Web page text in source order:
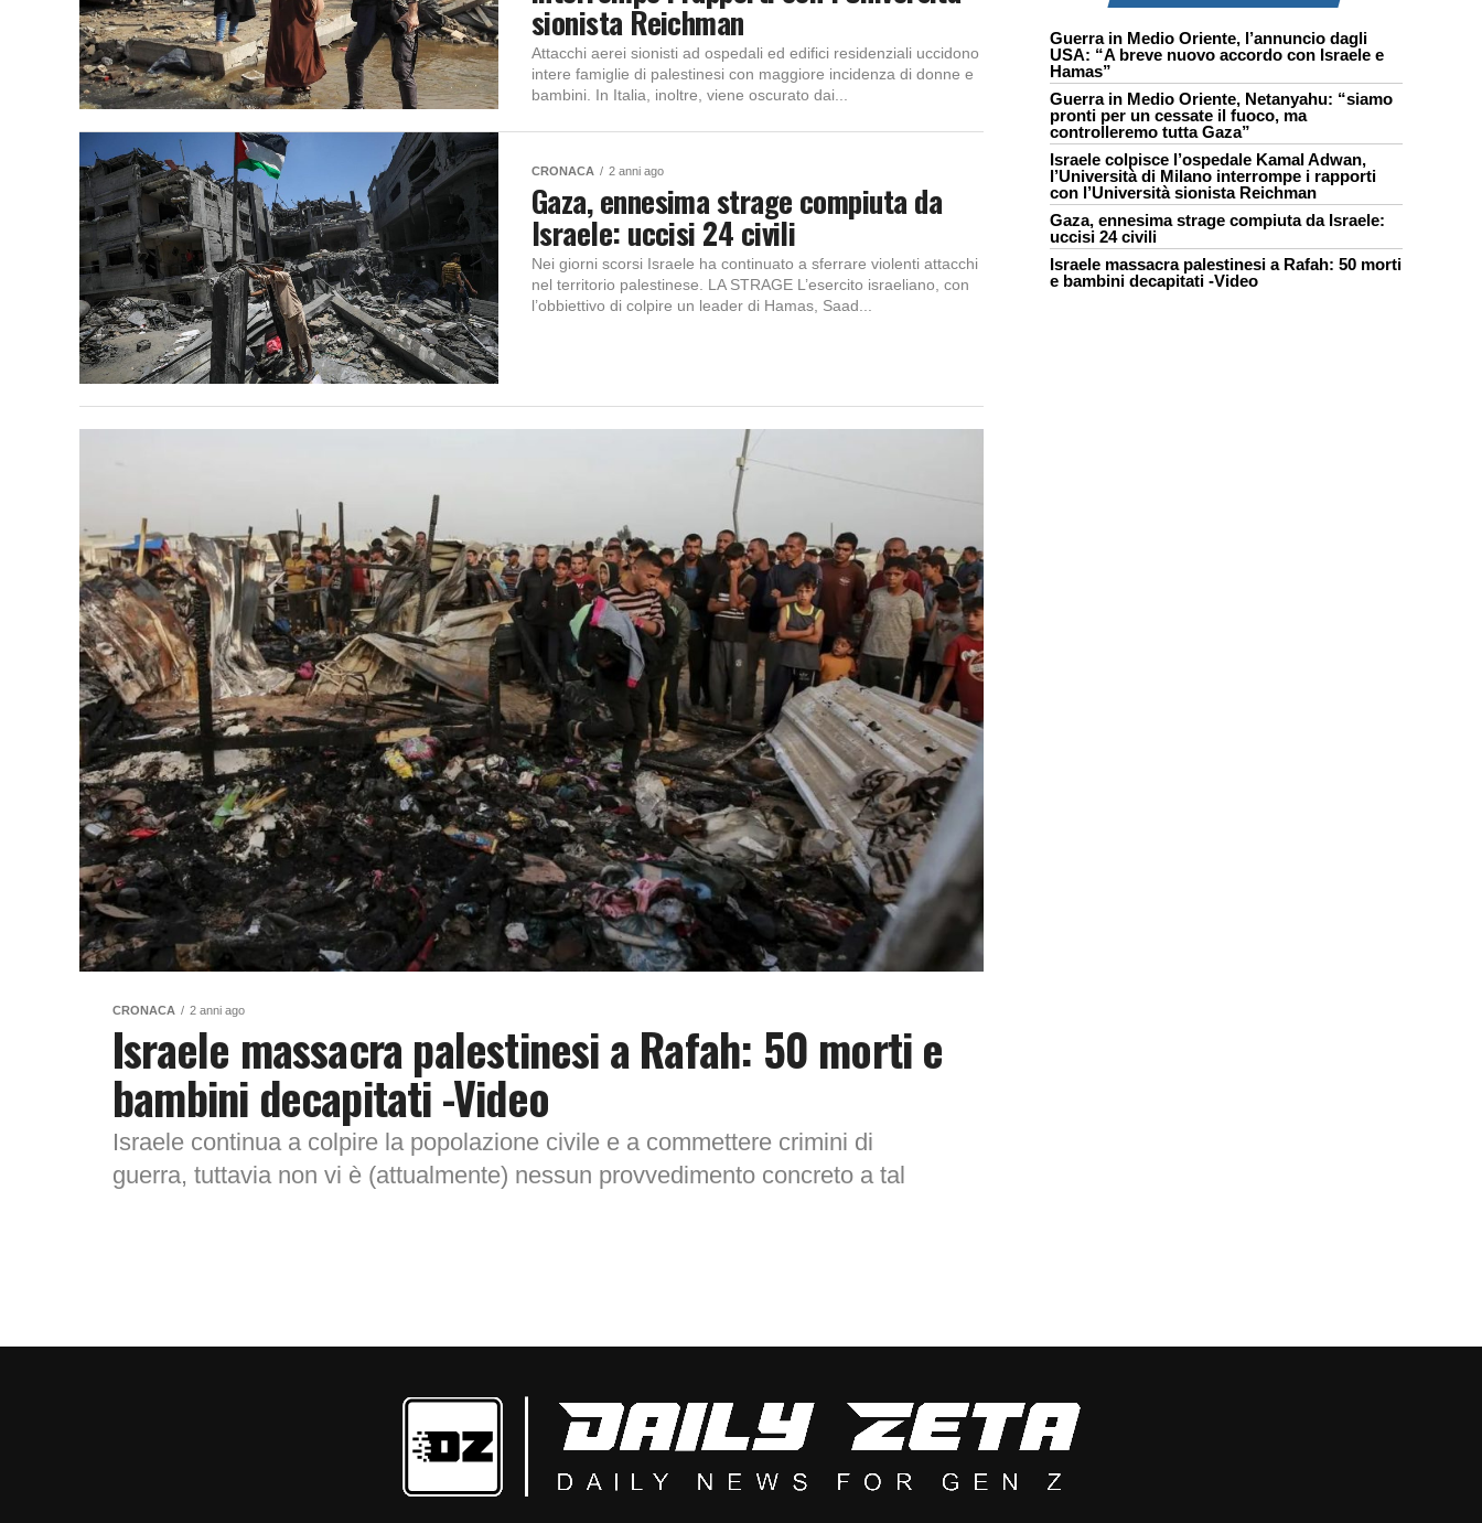
sionista Reichman
Attacchi aerei sionisti ad ospedali ed edifici residenziali uccidono
intere famiglie di palestinesi con maggiore incidenza di donne e
bambini. In Italia, inoltre, viene oscurato dai...
CRONACA 2 anni ago
Gaza, ennesima strage compiuta da
Israele: uccisi 24 civili
Nei giorni scorsi Israele ha continuato a sferrare violenti attacchi
nel territorio palestinese. LA STRAGE L’esercito israeliano, con
l’obbiettivo di colpire un leader di Hamas, Saad...
CRONACA 2 anni ago
Israele massacra palestinesi a Rafah: 50 morti e
bambini decapitati -Video
Israele continua a colpire la popolazione civile e a commettere crimini di
guerra, tuttavia non vi è (attualmente) nessun provvedimento concreto a tal
Guerra in Medio Oriente, l’annuncio dagli
USA: “A breve nuovo accordo con Israele e
Hamas”
Guerra in Medio Oriente, Netanyahu: “siamo
pronti per un cessate il fuoco, ma
controlleremo tutta Gaza”
Israele colpisce l’ospedale Kamal Adwan,
l’Università di Milano interrompe i rapporti
con l’Università sionista Reichman
Gaza, ennesima strage compiuta da Israele:
uccisi 24 civili
Israele massacra palestinesi a Rafah: 50 morti
e bambini decapitati -Video